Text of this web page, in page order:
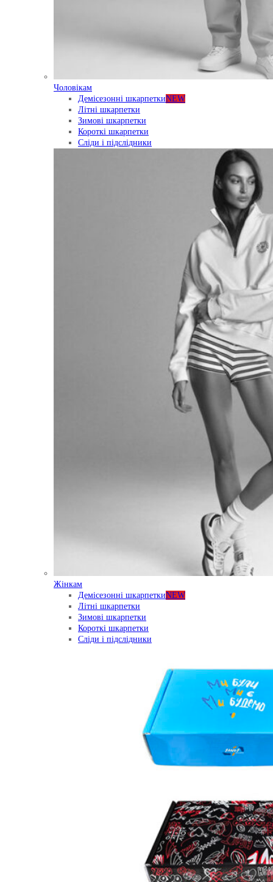
Чоловікам
Демісезонні шкарпеткиNEW
Літні шкарпетки
Зимові шкарпетки
Короткі шкарпетки
Сліди і підслідники
Жінкам
Демісезонні шкарпеткиNEW
Літні шкарпетки
Зимові шкарпетки
Короткі шкарпетки
Сліди і підслідники